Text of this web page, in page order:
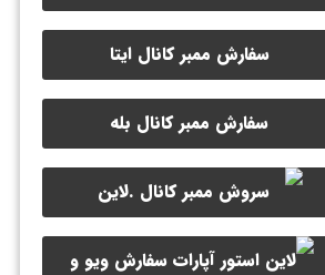
سفارش ممبر کانال ایتا
سفارش ممبر کانال بله
سفارش ویو و